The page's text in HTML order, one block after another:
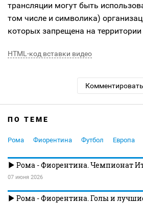
трансляции могут быть
том числе и символика)
которых запрещена на
HTML-код вставки видео
Комментировать
ПО ТЕМЕ
Рома Фиорентина Футбол Европа
Рома - Фиорентина. Чемпионат
07 июня 2026
Рома - Фиорентина. Голы и